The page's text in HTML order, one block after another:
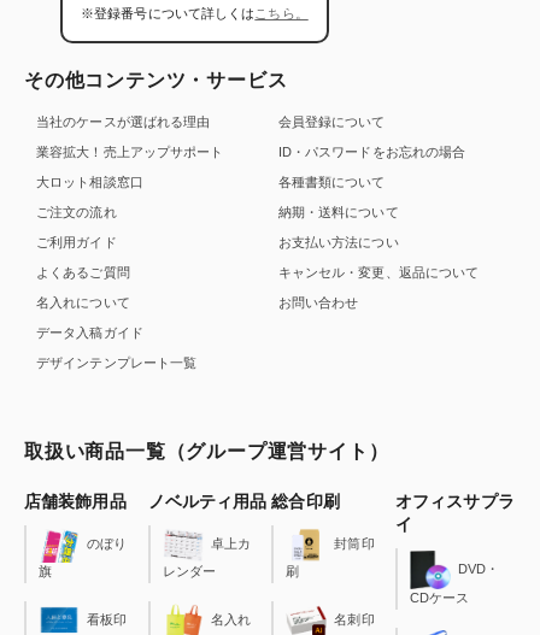
※登録番号について詳しくは こちら。
その他コンテンツ・サービス
当社のケースが選ばれる理由
業容拡大！売上アップサポート
大ロット相談窓口
ご注文の流れ
ご利用ガイド
よくあるご質問
名入れについて
データ入稿ガイド
デザインテンプレート一覧
会員登録について
ID・パスワードをお忘れの場合
各種書類について
納期・送料について
お支払い方法につい
キャンセル・変更、返品について
お問い合わせ
取扱い商品一覧（グループ運営サイト）
店舗装飾用品
のぼり
旗
看板印
ノベルティ用品
卓上カ
レンダー
名入れ
総合印刷
封筒印
刷
名刺印
オフィスサプラ
イ
DVD・
CDケース